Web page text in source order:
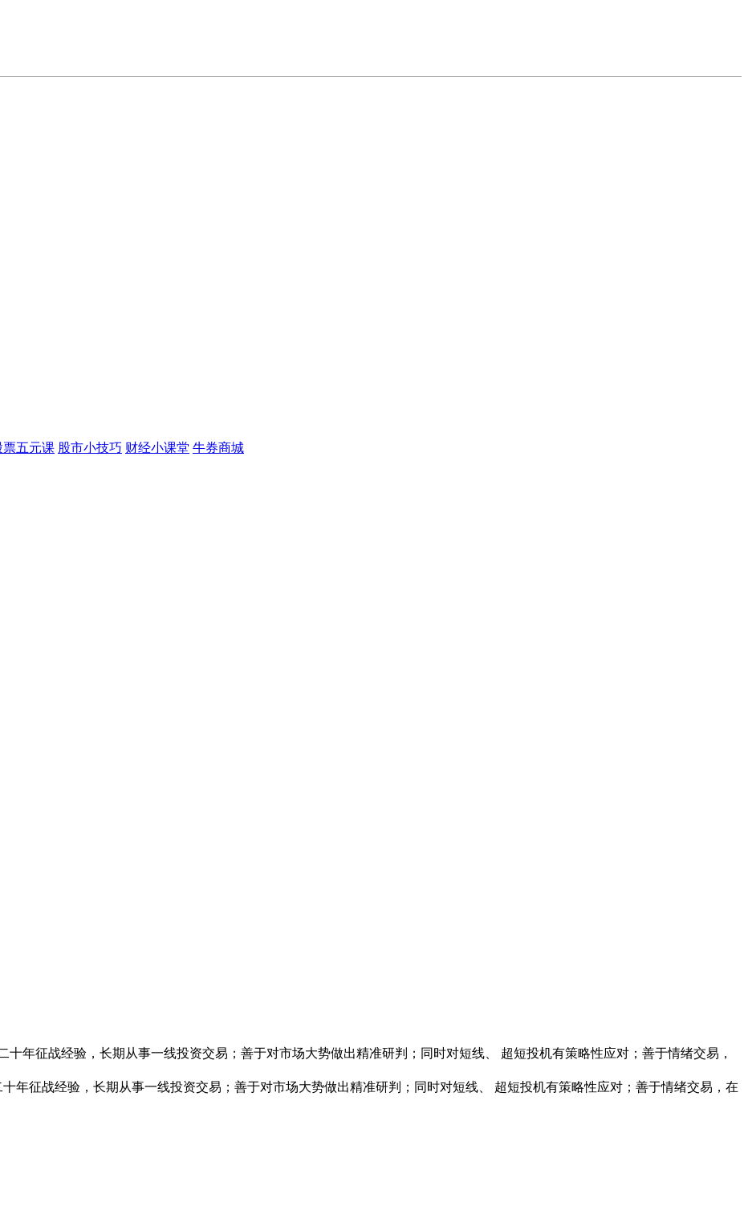
票五元课 股市小技巧 财经小课堂 牛券商城
年征战经验，长期从事一线投资交易；善于对市场大势做出精准研判；同时对短线、 超短投机有策略性应对；善于情绪交易，
年征战经验，长期从事一线投资交易；善于对市场大势做出精准研判；同时对短线、 超短投机有策略性应对；善于情绪交易，在